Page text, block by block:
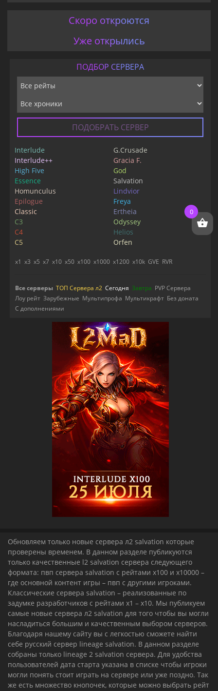
Скоро откроются
Уже открылись
ПОДБОР СЕРВЕРА
ПОДОБРАТЬ СЕРВЕР
Interlude
Interlude++
High Five
Essence
Homunculus
Epilogue
Classic
C3
C4
C5
G.Crusade
Gracia F.
God
Salvation
Lindvior
Freya
Ertheia
Odyssey
Helios
Orfen
x1 x3 x5 x7 x10 x50 x100 x1000 x1200 x10k GVE RVR
Все серверы ТОП Сервера л2 Сегодня Завтра PVP Сервера
Лоу рейт Зарубежные Мультипрофа Мультикрафт Без доната
С дополнениями
Обновляем только новые сервера л2 salvation которые
проверены временем. В данном разделе публикуются
только качественные l2 salvation сервера следующего
формата: пвп сервера salvation с рейтами х100 и х10000 –
где основной контент игры – пвп с другими игроками.
Классические сервера salvation – реализованные по
задумке разработчиков с рейтами х1 – х10. Мы публикуем
самые новые сервера л2 salvation для того чтобы вы могли
насладиться большим и качественным выбором серверов.
Благодаря нашему сайту вы с легкостью сможете найти
себе русский сервер lineage salvation. В данном разделе
собраны только lineage 2 salvation сервера. Для удобства
пользователей дата старта указана в списке чтобы игроки
могли понять стоит играть на сервере или уже поздно. Так
же есть множество кнопочек, которые можно выбрать рейт
0